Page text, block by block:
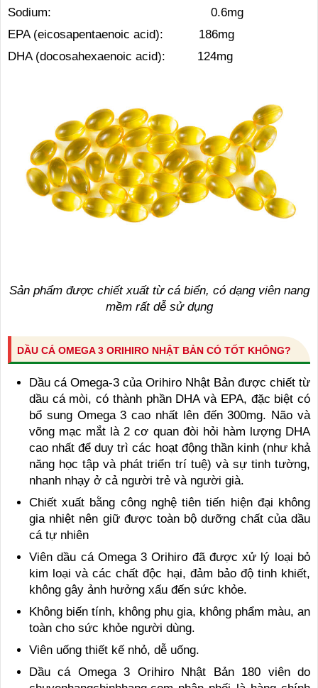
Sodium: 0.6mg
EPA (eicosapentaenoic acid): 186mg
DHA (docosahexaenoic acid): 124mg
Sản phẩm được chiết xuất từ cá biển, có dạng viên nang
mềm rất dễ sử dụng
DẦU CÁ OMEGA 3 ORIHIRO NHẬT BẢN CÓ TỐT KHÔNG?
Dầu cá Omega-3 của Orihiro Nhật Bản được chiết từ
dầu cá mòi, có thành phần DHA và EPA, đặc biệt có
bổ sung Omega 3 cao nhất lên đến 300mg. Não và
võng mạc mắt là 2 cơ quan đòi hỏi hàm lượng DHA
cao nhất để duy trì các hoạt động thần kinh (như khả
năng học tập và phát triển trí tuệ) và sự tinh tường,
nhanh nhạy ở cả người trẻ và người già.
Chiết xuất bằng công nghệ tiên tiến hiện đại không
gia nhiệt nên giữ được toàn bộ dưỡng chất của dầu
cá tự nhiên
Viên dầu cá Omega 3 Orihiro đã được xử lý loại bỏ
kim loại và các chất độc hại, đảm bảo độ tinh khiết,
không gây ảnh hưởng xấu đến sức khỏe.
Không biến tính, không phụ gia, không phẩm màu, an
toàn cho sức khỏe người dùng.
Viên uống thiết kế nhỏ, dễ uống.
Dầu cá Omega 3 Orihiro Nhật Bản 180 viên do